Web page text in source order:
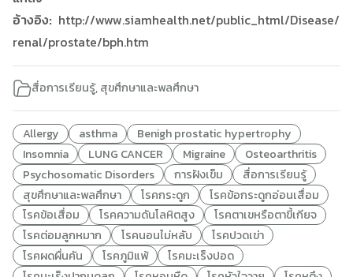
อ้างอิง: http://www.siamhealth.net/public_html/Disease/
renal/prostate/bph.htm
สื่อการเรียนรู้,สุขศึกษาและพลศึกษา
Allergy asthma
Benigh prostatic hypertrophy
Insomnia
LUNG CANCER Migraine
Osteoarthritis
Psychosomatic Disorders
การฝังเข็ม
สื่อการเรียนรู้
สุขศึกษาและพลศึกษา
โรคกระดูก
โรคข้อกระดูกอ่อนเสื่อม
โรคข้อเสื่อม
โรคความดันโลหิตสูง
โรคตาเขหรือตาขี้เกียจ
โรคต่อมลูกหมาก
โรคนอนไม่หลับ
โรคปวดเข่า
โรคผดผื่นคัน
โรคภูมิแพ้
โรคมะเร็งปอด